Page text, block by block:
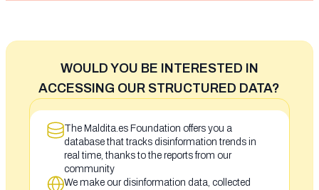
WOULD YOU BE INTERESTED IN
ACCESSING OUR STRUCTURED DATA?
The Maldita.es Foundation offers you a
database that tracks disinformation trends in
real time, thanks to the reports from our
community
We make our disinformation data, collected